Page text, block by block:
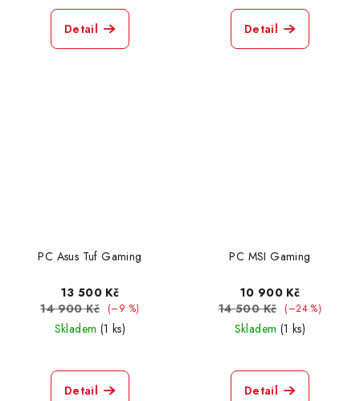
Detail Detail
PC Asus Tuf Gaming
13 500 Kč
14 900 Kč
(–9 %)
Skladem (1 ks)
Detail
PC MSI Gaming
10 900 Kč
14 500 Kč (–24 %)
Skladem (1 ks)
Detail